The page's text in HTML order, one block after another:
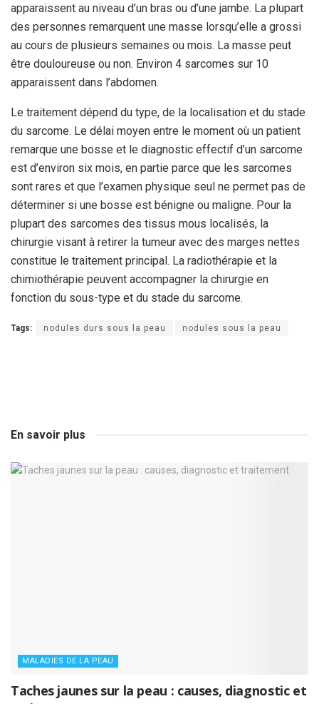
apparaissent au niveau d’un bras ou d’une jambe. La plupart
des personnes remarquent une masse lorsqu’elle a grossi
au cours de plusieurs semaines ou mois. La masse peut
être douloureuse ou non. Environ 4 sarcomes sur 10
apparaissent dans l’abdomen.
Le traitement dépend du type, de la localisation et du stade
du sarcome. Le délai moyen entre le moment où un patient
remarque une bosse et le diagnostic effectif d’un sarcome
est d’environ six mois, en partie parce que les sarcomes
sont rares et que l’examen physique seul ne permet pas de
déterminer si une bosse est bénigne ou maligne. Pour la
plupart des sarcomes des tissus mous localisés, la
chirurgie visant à retirer la tumeur avec des marges nettes
constitue le traitement principal. La radiothérapie et la
chimiothérapie peuvent accompagner la chirurgie en
fonction du sous-type et du stade du sarcome.
Tags: nodules durs sous la peau nodules sous la peau
En savoir plus
MALADIES DE LA PEAU
Taches jaunes sur la peau : causes, diagnostic et